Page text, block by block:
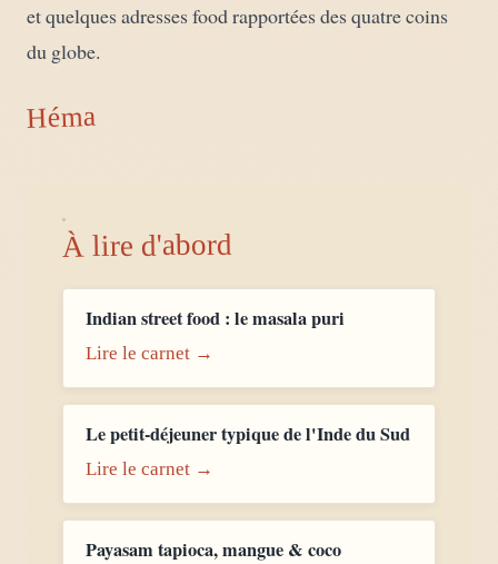
et quelques adresses food rapportées des quatre coins
du globe.
Héma
À lire d'abord
Indian street food : le masala puri
Lire le carnet →
Le petit-déjeuner typique de l'Inde du Sud
Lire le carnet →
Payasam tapioca, mangue & coco